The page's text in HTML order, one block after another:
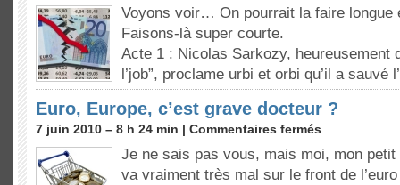
Voyons voir… On pourrait la faire longue
Faisons-là super courte.
Acte 1 : Nicolas Sarkozy, heureusement
l’job”, proclame urbi et orbi qu’il a sauvé
Euro, Europe, c’est grave docteur ?
7 juin 2010 – 8 h 24 min | Commentaires fermés
Je ne sais pas vous, mais moi, mon
va vraiment très mal sur le front de